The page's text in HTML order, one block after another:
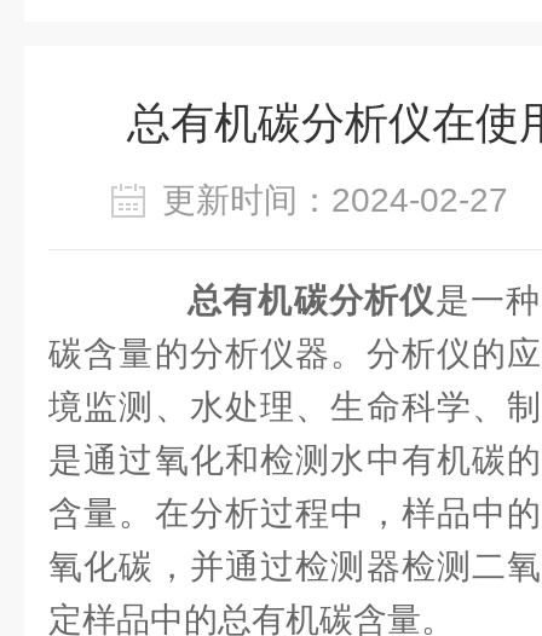
总有机碳分析仪在使
更新时间：2024-02-
总有机碳分析仪是一
碳含量的分析仪器。分析仪的
境监测、水处理、生命科学、
是通过氧化和检测水中有机碳
含量。在分析过程中，样品中
氧化碳，并通过检测器检测二
定样品中的总有机碳含量。